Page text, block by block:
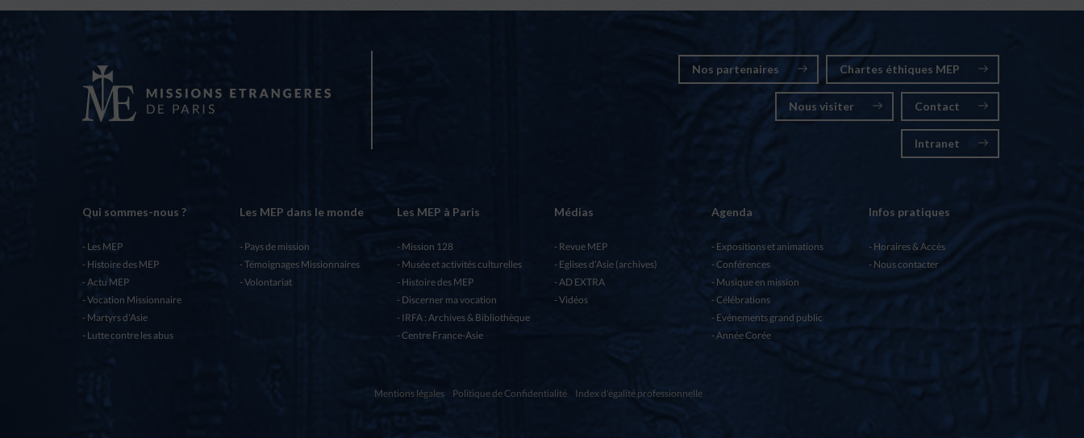
Nos partenaires Chartes éthiques MEP
Nous visiter Contact
Intranet
Qui sommes-nous ?
Les MEP
Histoire des MEP
Actu MEP
Vocation Missionnaire
Martyrs d’Asie
Lutte contre les abus
Les MEP dans le monde
Pays de mission
Témoignages Missionnaires
Volontariat
Les MEP à Paris
Mission 128
Musée et activités culturelles
Histoire des MEP
Discerner ma vocation
IRFA : Archives & Bibliothèque
Centre France-Asie
Médias
Revue MEP
Eglises d’Asie (archives)
AD EXTRA
Vidéos
Agenda
Expositions et animations
Conférences
Musique en mission
Célébrations
Evénements grand public
Année Corée
Infos pratiques
Horaires & Accès
Nous contacter
Mentions légales Politique de Confidentialité Index d'égalité professionnelle